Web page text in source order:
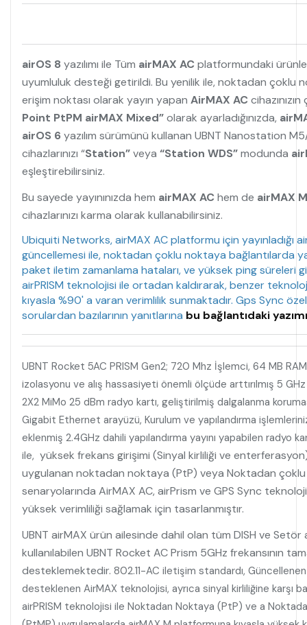
airOS 8 yazılımı ile Tüm airMAX ACplatformundaki
uyumluluk desteği getirildi. Bu yenilik ile, noktadan çoklu
erişim noktası olarak yayın yapan AirMAX AC
Point PtPM airMAX Mixed”olarak ayarladığınızda,
airOS 6 yazılım sürümünü kullanan UBNT Nanostation
cihazlarınızı “Station”veya “Station WDS”modunda
eşleştirebilirsiniz.
Bu sayede yayınınızda hem airMAX AChem de airMAX M
cihazlarınızı karma olarak kullanabilirsiniz.
Ubiquiti Networks, airMAX AC platformu için yayınladığı
güncellemesi ile, noktadan çoklu noktaya bağlantılarda
paket iletim zamanlama hataları, ve yüksek ping süreleri
airPRISM teknolojisi ile ortadan kaldırarak, benzer
kıyasla %90' a varan verimlilik sunmaktadır. Gps Sync
sorulardan bazılarının yanıtlarına bu bağlantıdaki
UBNT Rocket 5AC PRISM Gen2; 720 Mhz İşlemci, 64 MB
izolasyonu ve alış hassasiyeti önemli ölçüde arttırılmış 5
2X2 MiMo 25 dBm radyo kartı, geliştirilmiş dalgalanma
Gigabit Ethernet arayüzü, Kurulum ve yapılandırma
eklenmiş 2.4GHz dahili yapılandırma yayını yapabilen radyo
ile, yüksek frekans girişimi (Sinyal kirliliği ve
uygulanan noktadan noktaya (PtP) veya Noktadan çoklu
senaryolarında AirMAX AC, airPrism ve GPS Sync
yüksek verimliliği sağlamak için tasarlanmıştır.
UBNT airMAX ürün ailesinde dahil olan tüm DISH ve
kullanılabilen UBNT Rocket AC Prism 5GHz frekansının
desteklemektedir. 802.11-AC iletişim standardı,
desteklenen AirMAX teknolojisi, ayrıca sinyal kirliliğine karşı
airPRISM teknolojisi ile Noktadan Noktaya (PtP) ve a